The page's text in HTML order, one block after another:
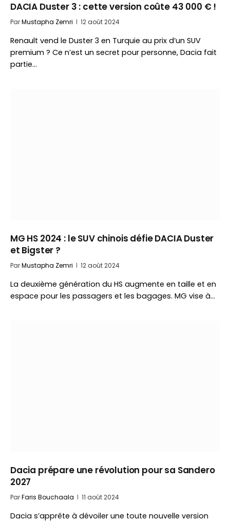
DACIA Duster 3 : cette version coûte 43 000 € !
ParMustapha Zemri 12 août 2024
Renault vend le Duster 3 en Turquie au prix d’un SUV
premium ? Ce n’est un secret pour personne, Dacia fait
partie…
MG HS 2024 : le SUV chinois défie DACIA Duster
et Bigster ?
ParMustapha Zemri 12 août 2024
La deuxième génération du HS augmente en taille et en
espace pour les passagers et les bagages. MG vise à…
Dacia prépare une révolution pour sa Sandero
2027
ParFaris Bouchaala 11 août 2024
Dacia s’apprête à dévoiler une toute nouvelle version